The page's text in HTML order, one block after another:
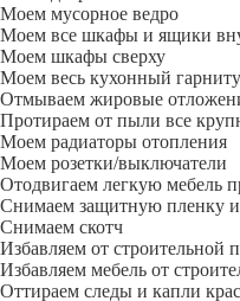
Моем мусорное ведро
Моем все шкафы и ящики
Моем шкафы сверху
Моем весь кухонный
Отмываем жировые
Протираем от пыли все
Моем радиаторы отопления
Моем розетки/выключатели
Отодвигаем легкую мебель
Снимаем защитную пленку
Снимаем скотч
Избавляем от строительной
Избавляем мебель от
Оттираем следы и капли